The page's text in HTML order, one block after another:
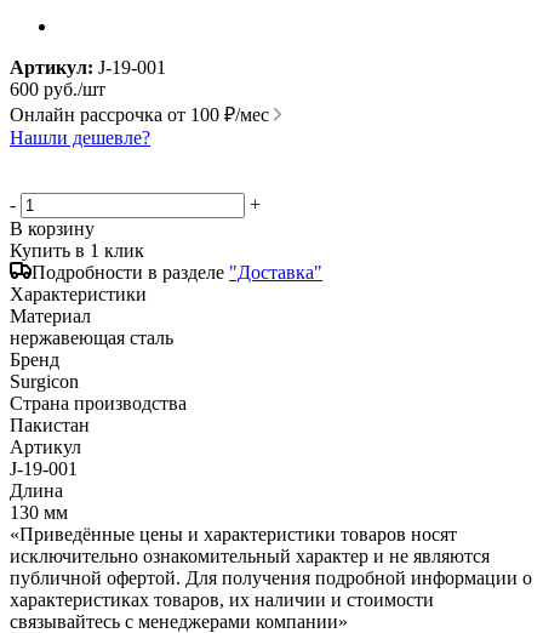
Артикул: J-19-001
600 руб./шт
Онлайн рассрочка от 100 ₽/мес
Нашли дешевле?
-
+
В корзину
Купить в 1 клик
Подробности в разделе "Доставка"
Характеристики
Материал
нержавеющая сталь
Бренд
Surgicon
Страна производства
Пакистан
Артикул
J-19-001
Длина
130 мм
«Приведённые цены и характеристики товаров носят
исключительно ознакомительный характер и не являются
публичной офертой. Для получения подробной информации о
характеристиках товаров, их наличии и стоимости
связывайтесь с менеджерами компании»